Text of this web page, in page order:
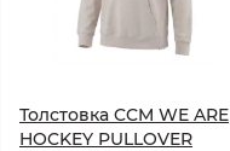
Толстовка CCM WE ARE
HOCKEY PULLOVER